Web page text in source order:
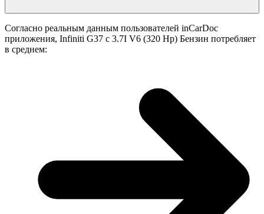
Согласно реальным данным пользователей inCarDoc
приложения, Infiniti G37 с 3.7I V6 (320 Hp) Бензин потребляет
в среднем: